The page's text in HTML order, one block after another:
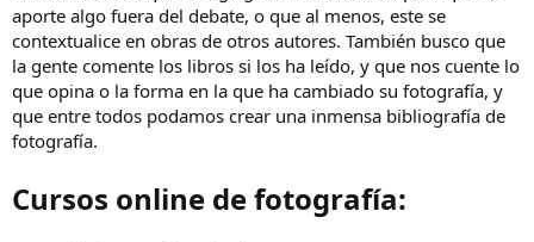
5. Los libros de Henry Caroll (Lea este libro si...) (Tengo el Diario...)
6. Secretos del color (de Bryan Peterson)
7. Fotografía de alta calidad Mellado
8. Fotografía Macro de José Francisco Rodríguez.
9. Sobre la fotografía de Susan Sontag
10. Fotografiar del natural (2a ED.) de Henri Cartier Bresson
11. El viajero inmovil de Chema Madoz
de la imagen)
aporte algo fuera del debate, o que al menos, este se
contextualice en obras de otros autores. También busco que
la gente comente los libros si los ha leído, y que nos cuente lo
que opina o la forma en la que ha cambiado su fotografía, y
que entre todos podamos crear una inmensa bibliografía de
fotografía.
Cursos online de fotografía: